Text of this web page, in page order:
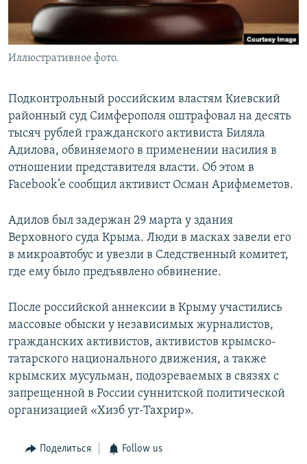
Иллюстративное фото.
Подконтрольный российским властям Киевский
районный суд Симферополя оштрафовал на десять
тысяч рублей гражданского активиста Биляла
Адилова, обвиняемого в применении насилия в
отношении представителя власти. Об этом в
Facebook’e сообщил активист Осман Арифмеметов.
Адилов был задержан 29 марта у здания
Верховного суда Крыма. Люди в масках завели его
в микроавтобус и увезли в Следственный комитет,
где ему было предъявлено обвинение.
После российской аннексии в Крыму участились
массовые обыски у независимых журналистов,
гражданских активистов, активистов крымско-
татарского национального движения, а также
крымских мусульман, подозреваемых в связях с
запрещенной в России суннитской политической
организацией «Хизб ут-Тахрир».
Поделиться Follow us